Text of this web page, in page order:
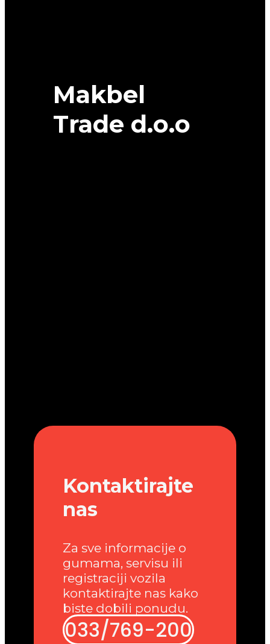
Makbel
Trade d.o.o
Kontaktirajte
nas
Za sve informacije o
gumama, servisu ili
registraciji vozila
kontaktirajte nas kako
biste dobili ponudu.
033/769-200